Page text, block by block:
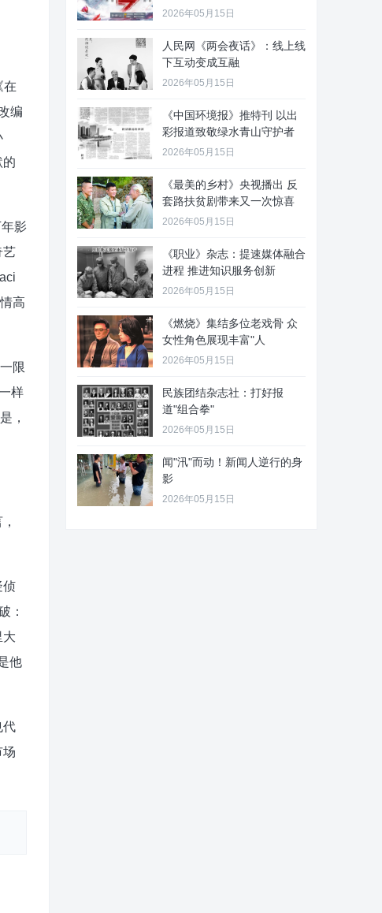
在
编
的
影
艺
高
限
样
，
侦
：
大
他
代
场
2026年05月15日
人民网《两会夜话》：线上线
下互动变成互融
2026年05月15日
《中国环境报》推特刊 以出
彩报道致敬绿水青山守护者
2026年05月15日
《最美的乡村》央视播出 反
套路扶贫剧带来又一次惊喜
2026年05月15日
《职业》杂志：提速媒体融合
进程 推进知识服务创新
2026年05月15日
《燃烧》集结多位老戏骨 众
女性角色展现丰富"人
2026年05月15日
民族团结杂志社：打好报
道"组合拳"
2026年05月15日
闻"汛"而动！新闻人逆行的身
影
2026年05月15日